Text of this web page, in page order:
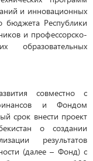
и инновационных
бюджета Республики
и профессорско-
образовательных
совместно с
и Фондом
срок внести проект
о создании
результатов
(далее – Фонд) с